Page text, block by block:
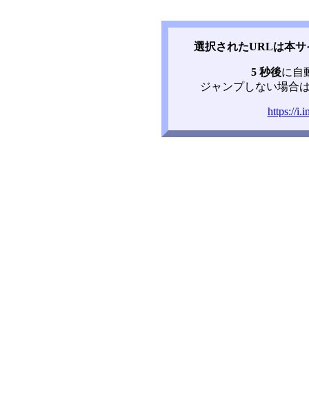
選択されたURLは本
5 秒後に自
ジャンプしない場合
https://